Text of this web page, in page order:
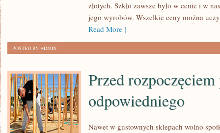
MALOWNICZĄ
MINIATURKĘ
złotych. Szkło zawsze było w cenie i w
jego wyrobów. Wszelkie ceny można
Read More ]
POSTED BY ADMIN
Przed
odpowiedniego
Nawet w gustownych sklepach wolno